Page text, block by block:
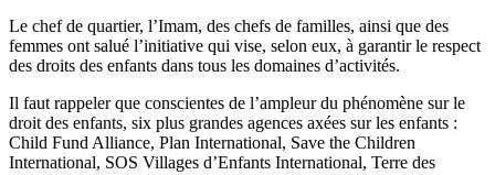
Le chef de quartier, l’Imam, des chefs de familles, ainsi que des
femmes ont salué l’initiative qui vise, selon eux, à garantir le respect
des droits des enfants dans tous les domaines d’activités.
Il faut rappeler que conscientes de l’ampleur du phénomène sur le
droit des enfants, six plus grandes agences axées sur les enfants :
Child Fund Alliance, Plan International, Save the Children
International, SOS Villages d’Enfants International, Terre des